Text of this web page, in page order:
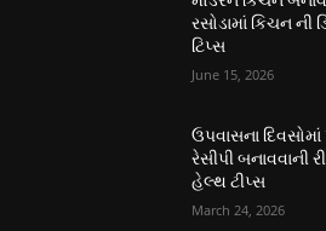
રસોડામાં કિચન ની
ટિપ્સ
June 15, 2026
ઉપવાસના
રેસીપી બનાવવાની
હેલ્થ ટીપ્સ
March 24, 2026